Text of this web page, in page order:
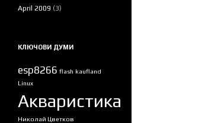
April 2009 (3)
КЛЮЧОВИ ДУМИ
esp8266 flash kaufland
Linux
Акваристика
Николай Цветков